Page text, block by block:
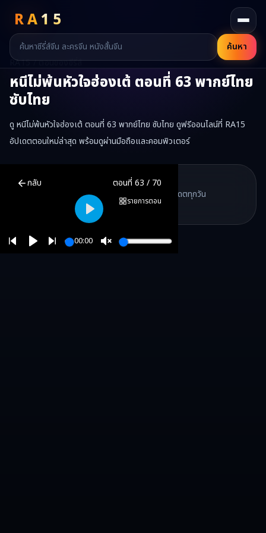
RA15
ค้นหา
RA15 / ตอนของซีรี่ส์
หนีไม่พ้นหัวใจฮ่องเต้ ตอนที่ 63 พากย์ไทย
ซับไทย
ดู หนีไม่พ้นหัวใจฮ่องเต้ ตอนที่ 63 พากย์ไทย ซับไทย ดูฟรีออนไลน์ที่ RA15
อัปเดตตอนใหม่ล่าสุด พร้อมดูผ่านมือถือและคอมพิวเตอร์
กลับ ตอนที่ 63 / 70
รายการตอน
00:00
Play
หนีไ
RA15 เป็นเว็บไซต์ดูซีรี่ส์จีนออนไลน์ฟรี ที่รวบรวมหนังจีน ละครจีน มิ
RA15 Drama
RA15 Drama
รวมซีรี่ส์จีน ละครสั้น หนังแนวตั้ง พากย์ไทย อัปเดตทุกวัน
RA15 Drama